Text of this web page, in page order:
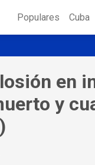
Populares Cuba
en
y